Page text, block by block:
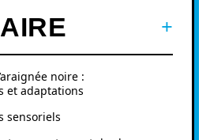
noire :
et adaptations
sensoriels